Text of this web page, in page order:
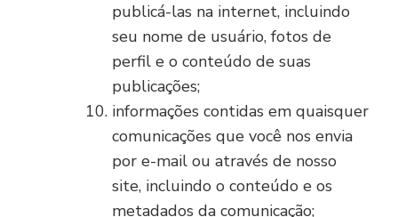
publicá-las na internet, incluindo
seu nome de usuário, fotos de
perfil e o conteúdo de suas
publicações;
informações contidas em quaisquer
comunicações que você nos envia
por e-mail ou através de nosso
site, incluindo o conteúdo e os
metadados da comunicação;